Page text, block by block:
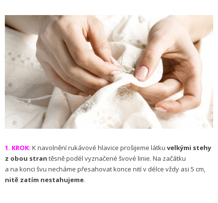
1. KROK: K navolnění rukávové hlavice prošijeme látku velkými stehy
z obou stran těsně podél vyznačené švové linie. Na začátku
a na konci švu necháme přesahovat konce nití v délce vždy asi 5 cm,
nitě zatím nestahujeme.